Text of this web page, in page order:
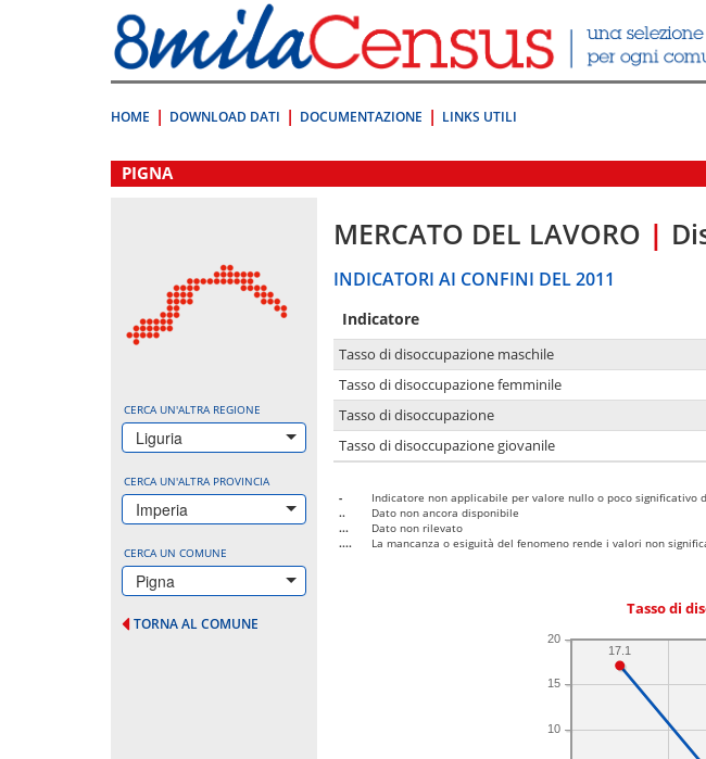
direttamente
a:
Contenuto
HOME DOWNLOAD DATI DOCUMENTAZIONE LINKS UTILI
.
PIGNA
CERCA UN'ALTRA REGIONE
Liguria
CERCA UN'ALTRA PROVINCIA
Imperia
CERCA UN COMUNE
Pigna
TORNA AL COMUNE
MERCATO DEL LAVORO |
INDICATORI AI CONFINI DEL 2011
Indicatore
Tasso di disoccupazione maschile
Tasso di disoccupazione femminile
Tasso di disoccupazione
Tasso di disoccupazione giovanile
-
Indicatore non applicabile per valore nullo o poco significativo
..
Dato non ancora disponibile
...
Dato non rilevato
....
La mancanza o esiguità del fenomeno rende i valori non
Tasso di
10
15
20
17.1